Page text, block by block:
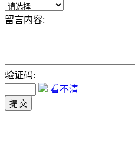
留言内容:
验证码:
看不清